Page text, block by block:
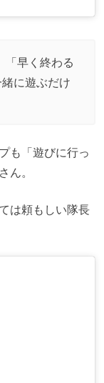
「早く終わる
に遊ぶだけ
も「遊びに行っ
。
は頼もしい隊長